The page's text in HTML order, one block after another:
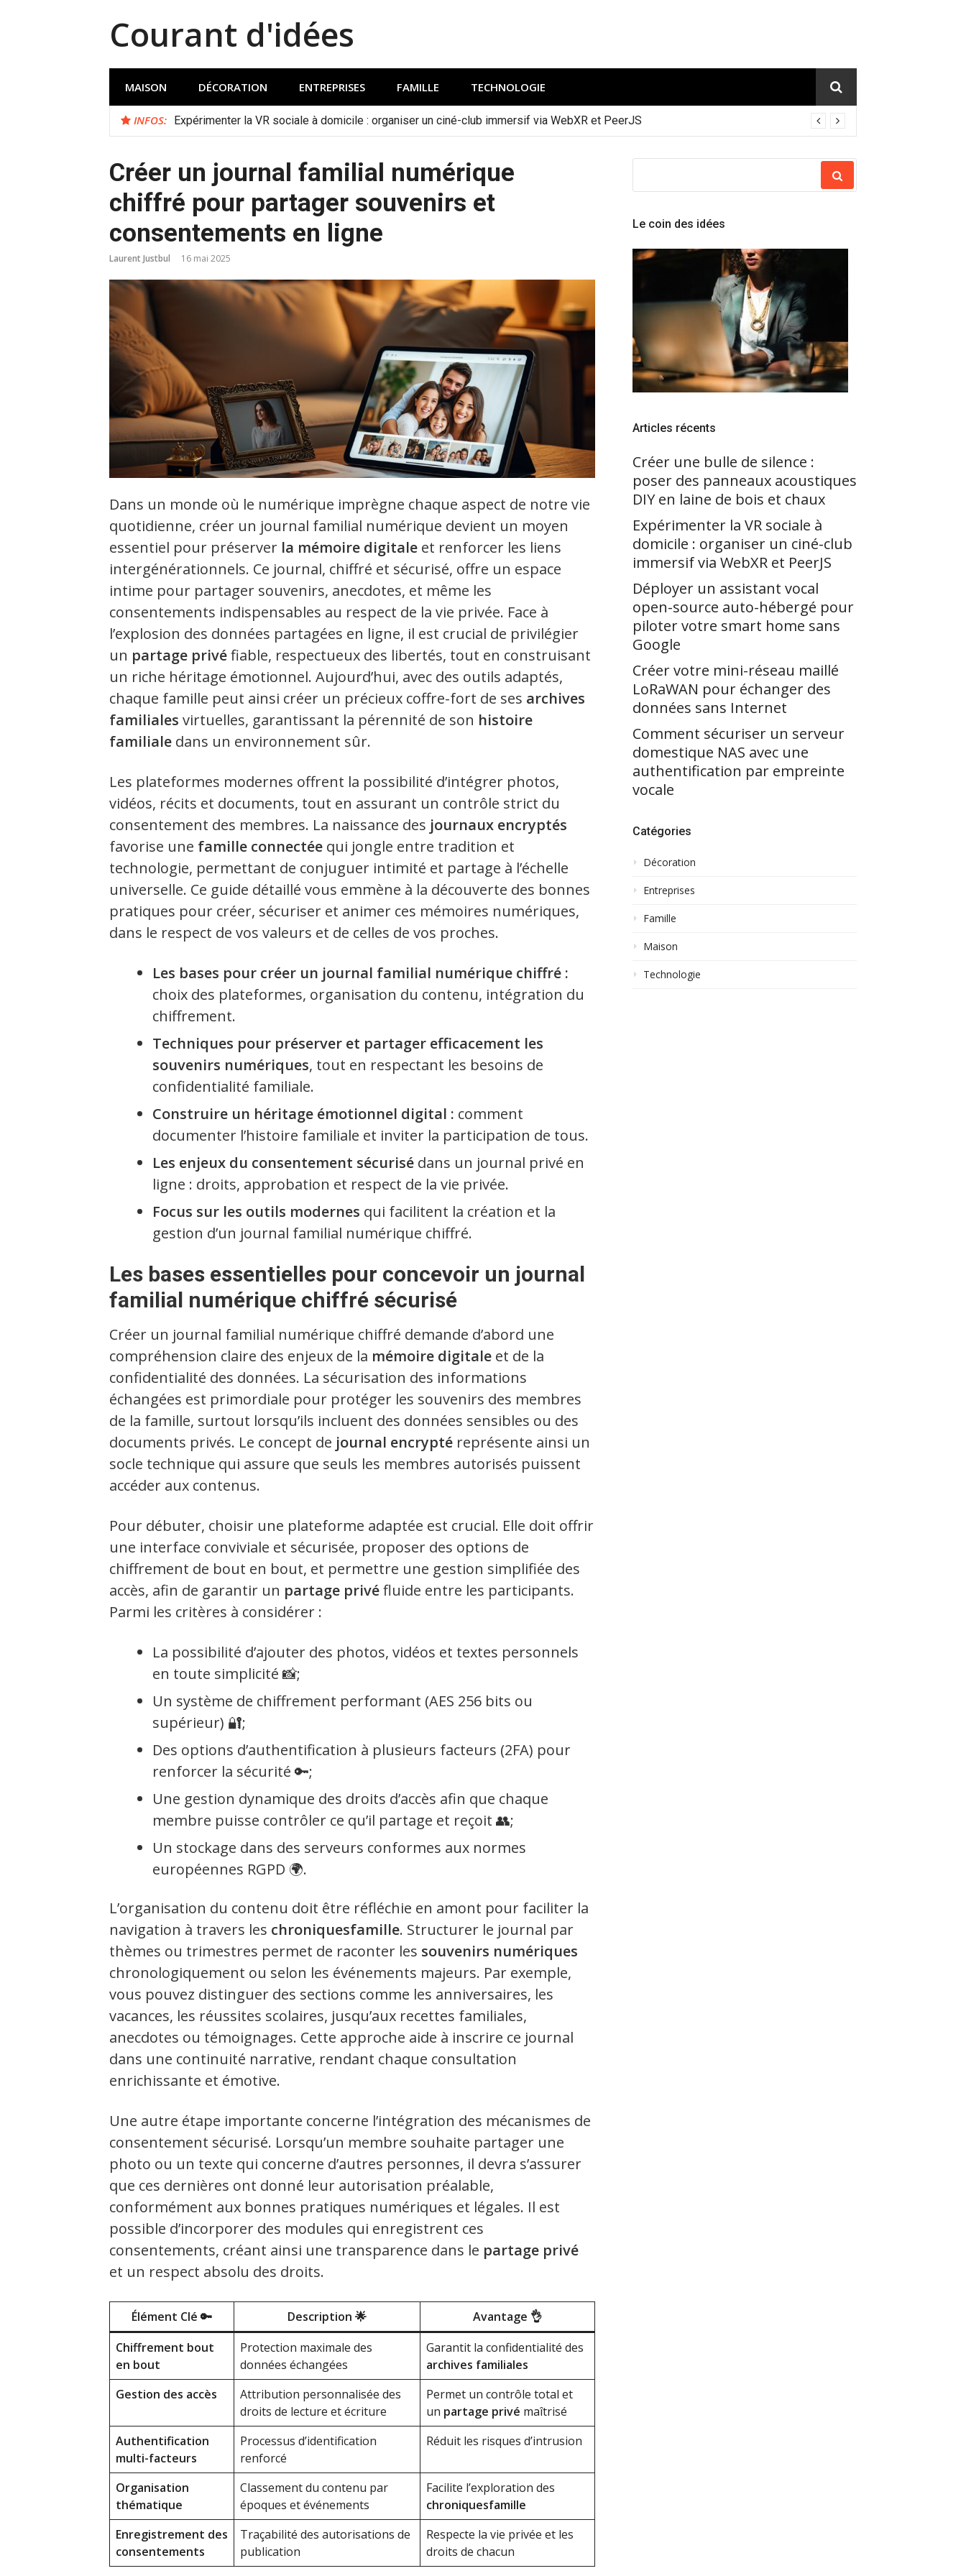
Courant d'idées
MAISON DÉCORATION ENTREPRISES FAMILLE TECHNOLOGIE
INFOS: Expérimenter la VR sociale à domicile : organiser un ciné-club immersif via WebXR et PeerJS
Créer un journal familial numérique
chiffré pour partager souvenirs et
consentements en ligne
Laurent Justbul 16 mai 2025
Dans un monde où le numérique imprègne chaque aspect de notre vie
quotidienne, créer un journal familial numérique devient un moyen
essentiel pour préserver la mémoire digitale et renforcer les liens
intergénérationnels. Ce journal, chiffré et sécurisé, offre un espace
intime pour partager souvenirs, anecdotes, et même les
consentements indispensables au respect de la vie privée. Face à
l’explosion des données partagées en ligne, il est crucial de privilégier
un partage privéfiable, respectueux des libertés, tout en construisant
un riche héritage émotionnel. Aujourd’hui, avec des outils adaptés,
chaque famille peut ainsi créer un précieux coffre-fort de ses archives
familiales virtuelles, garantissant la pérennité de son histoire
familiale dans un environnement sûr.
Les plateformes modernes offrent la possibilité d’intégrer photos,
vidéos, récits et documents, tout en assurant un contrôle strict du
consentement des membres. La naissance des journaux encryptés
favorise une famille connectée qui jongle entre tradition et
technologie, permettant de conjuguer intimité et partage à l’échelle
universelle. Ce guide détaillé vous emmène à la découverte des bonnes
pratiques pour créer, sécuriser et animer ces mémoires numériques,
dans le respect de vos valeurs et de celles de vos proches.
Les bases pour créer un journal familial numérique chiffré :
choix des plateformes, organisation du contenu, intégration du
chiffrement.
Techniques pour préserver et partager efficacement les
souvenirs numériques, tout en respectant les besoins de
confidentialité familiale.
Construire un héritage émotionnel digital : comment
documenter l’histoire familiale et inviter la participation de tous.
Les enjeux du consentement sécurisé dans un journal privé en
ligne : droits, approbation et respect de la vie privée.
Focus sur les outils modernes qui facilitent la création et la
gestion d’un journal familial numérique chiffré.
Les bases essentielles pour concevoir un journal
familial numérique chiffré sécurisé
Créer un journal familial numérique chiffré demande d’abord une
compréhension claire des enjeux de la mémoire digitale et de la
confidentialité des données. La sécurisation des informations
échangées est primordiale pour protéger les souvenirs des membres
de la famille, surtout lorsqu’ils incluent des données sensibles ou des
documents privés. Le concept de journal encrypté représente ainsi un
socle technique qui assure que seuls les membres autorisés puissent
accéder aux contenus.
Pour débuter, choisir une plateforme adaptée est crucial. Elle doit offrir
une interface conviviale et sécurisée, proposer des options de
chiffrement de bout en bout, et permettre une gestion simplifiée des
accès, afin de garantir un partage privéfluide entre les participants.
Parmi les critères à considérer :
La possibilité d’ajouter des photos, vidéos et textes personnels
en toute simplicité 📸;
Un système de chiffrement performant (AES 256 bits ou
supérieur) 🔐;
Des options d’authentification à plusieurs facteurs (2FA) pour
renforcer la sécurité 🔑;
Une gestion dynamique des droits d’accès afin que chaque
membre puisse contrôler ce qu’il partage et reçoit 👥;
Un stockage dans des serveurs conformes aux normes
européennes RGPD 🌍.
L’organisation du contenu doit être réfléchie en amont pour faciliter la
navigation à travers les chroniquesfamille. Structurer le journal par
thèmes ou trimestres permet de raconter les souvenirs numériques
chronologiquement ou selon les événements majeurs. Par exemple,
vous pouvez distinguer des sections comme les anniversaires, les
vacances, les réussites scolaires, jusqu’aux recettes familiales,
anecdotes ou témoignages. Cette approche aide à inscrire ce journal
dans une continuité narrative, rendant chaque consultation
enrichissante et émotive.
Une autre étape importante concerne l’intégration des mécanismes de
consentement sécurisé. Lorsqu’un membre souhaite partager une
photo ou un texte qui concerne d’autres personnes, il devra s’assurer
que ces dernières ont donné leur autorisation préalable,
conformément aux bonnes pratiques numériques et légales. Il est
possible d’incorporer des modules qui enregistrent ces
consentements, créant ainsi une transparence dans le partage privé
et un respect absolu des droits.
Élément Clé 🔑 Description 🌟
Avantage 👌
Chiffrement bout
en bout
Protection maximale des
données échangées
Garantit la confidentialité des
archives familiales
Gestion des accès
Attribution personnalisée des
droits de lecture et écriture
Permet un contrôle total et
un partage privé maîtrisé
Authentification
multi-facteurs
Processus d’identification
renforcé
Réduit les risques d’intrusion
Organisation
thématique
Classement du contenu par
époques et événements
Facilite l’exploration des
chroniquesfamille
Enregistrement des
consentements
Traçabilité des autorisations de
publication
Respecte la vie privée et les
droits de chacun
:
Le coin des idées
Articles récents
Créer une bulle de silence :
poser des panneaux acoustiques
DIY en laine de bois et chaux
Expérimenter la VR sociale à
domicile : organiser un ciné-club
immersif via WebXR et PeerJS
Déployer un assistant vocal
open-source auto-hébergé pour
piloter votre smart home sans
Google
Créer votre mini-réseau maillé
LoRaWAN pour échanger des
données sans Internet
Comment sécuriser un serveur
domestique NAS avec une
authentification par empreinte
vocale
Catégories
Décoration
Entreprises
Famille
Maison
Technologie